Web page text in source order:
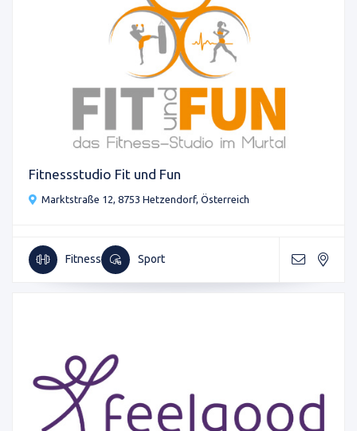
Fitnessstudio Fit und Fun
Marktstraße 12, 8753 Hetzendorf, Österreich
Fitness Sport